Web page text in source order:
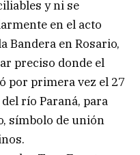
y ni se
en el acto
Bandera en Rosario,
preciso donde el
por primera vez el 27
río Paraná, para
símbolo de unión